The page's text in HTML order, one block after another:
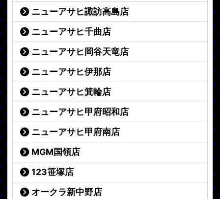
ニューアサヒ諏訪高島店
ニューアサヒ千曲店
ニューアサヒ岡谷天竜店
ニューアサヒ伊那店
ニューアサヒ箕輪店
ニューアサヒ甲府昭和店
ニューアサヒ甲府南店
MGM国領店
123笹塚店
オークラ新中野店